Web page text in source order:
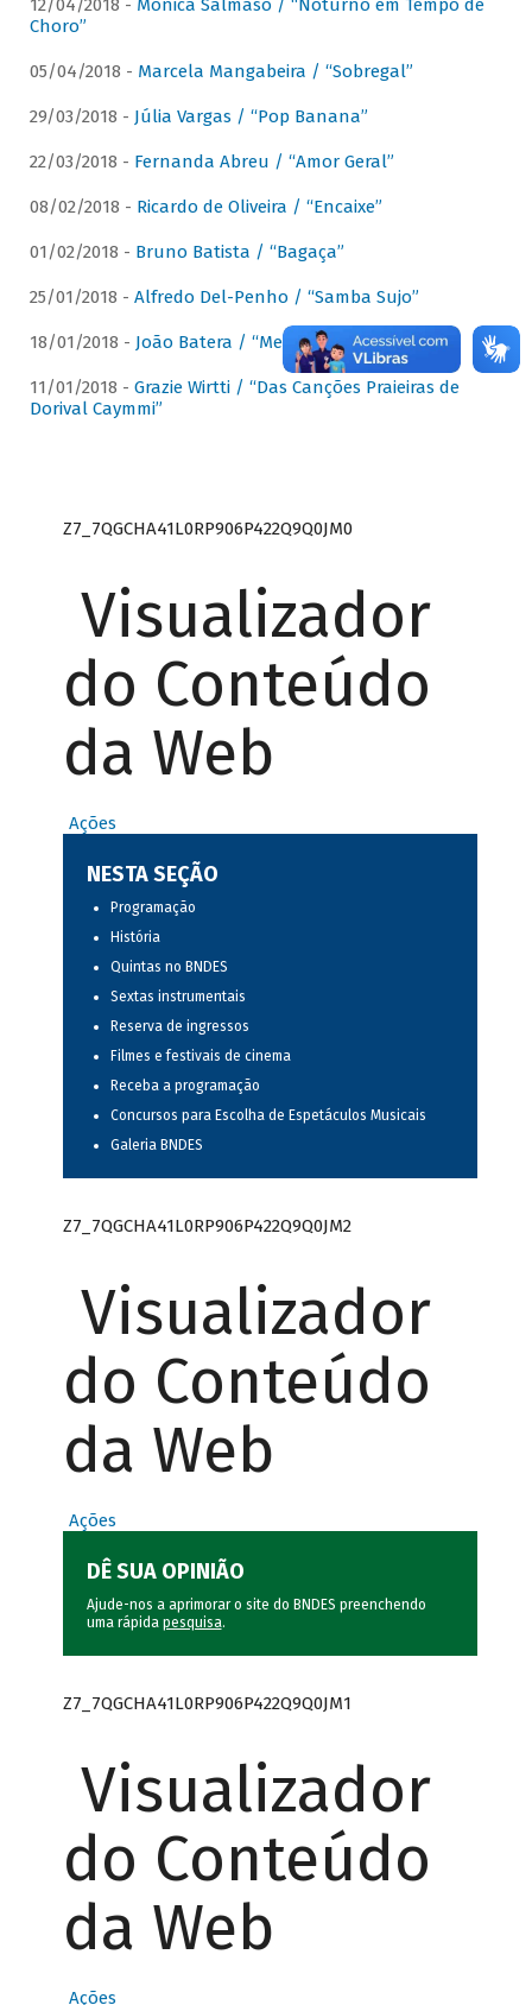
12/04/2018 - Mônica Salmaso / “Noturno em Tempo de
Choro”
05/04/2018 - Marcela Mangabeira / “Sobregal”
29/03/2018 - Júlia Vargas / “Pop Banana”
22/03/2018 - Fernanda Abreu / “Amor Geral”
08/02/2018 - Ricardo de Oliveira / “Encaixe”
01/02/2018 - Bruno Batista / “Bagaça”
25/01/2018 - Alfredo Del-Penho / “Samba Sujo”
18/01/2018 - João Batera / “Meu Pandeiro”
11/01/2018 - Grazie Wirtti / “Das Canções Praieiras de
Dorival Caymmi”
Z7_7QGCHA41L0RP906P422Q9Q0JM0
Visualizador
do Conteúdo
da Web
Ações
NESTA SEÇÃO
Programação
História
Quintas no BNDES
Sextas instrumentais
Reserva de ingressos
Filmes e festivais de cinema
Receba a programação
Concursos para Escolha de Espetáculos Musicais
Galeria BNDES
Z7_7QGCHA41L0RP906P422Q9Q0JM2
Visualizador
do Conteúdo
da Web
Ações
DÊ SUA OPINIÃO
Ajude-nos a aprimorar o site do BNDES preenchendo
uma rápida pesquisa.
Z7_7QGCHA41L0RP906P422Q9Q0JM1
Visualizador
do Conteúdo
da Web
Ações